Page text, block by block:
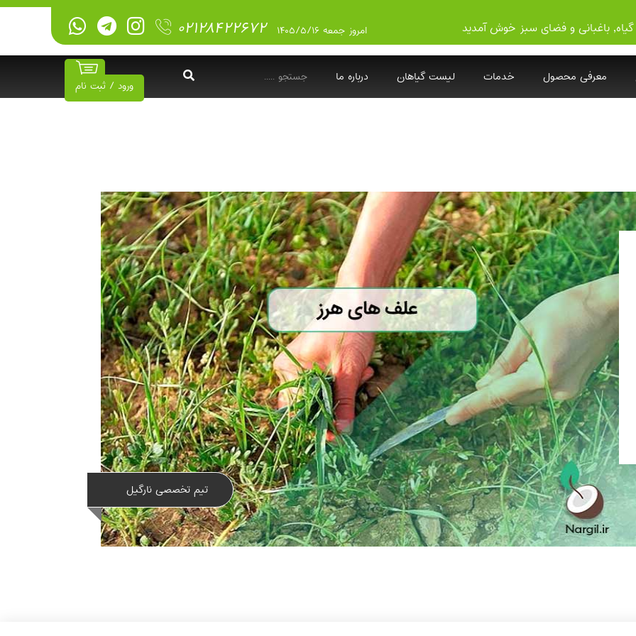
باغبانی و فضای سبز خوش آمدید ۰۲۱۲۸۴۲۲۶۷۲ امروز جمعه ۱۴۰۵/۵/۱۶
معرفی محصول خدمات لیست گیاهان درباره ما
ورود / ثبت نام
تیم تخصصی نارگیل